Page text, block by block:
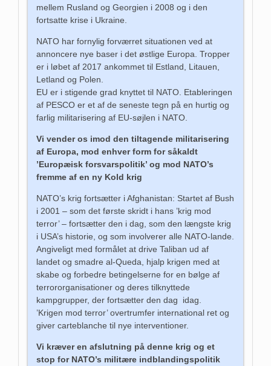
mellem Rusland og Georgien i 2008 og i den
fortsatte krise i Ukraine.
NATO har fornylig forværret situationen ved at
annoncere nye baser i det østlige Europa. Tropper
er i løbet af 2017 ankommet til Estland, Litauen,
Letland og Polen.
EU er i stigende grad knyttet til NATO. Etableringen
af PESCO er et af de seneste tegn på en hurtig og
farlig militarisering af EU-søjlen i NATO.
Vi vender os imod den tiltagende militarisering
af Europa, mod enhver form for såkaldt
’Europæisk forsvarspolitik’ og mod NATO’s
fremme af en ny Kold krig
NATO’s krig fortsætter i Afghanistan: Startet af Bush
i 2001 – som det første skridt i hans ’krig mod
terror’ – fortsætter den i dag, som den længste krig
i USA’s historie, og som involverer alle NATO-lande.
Angiveligt med formålet at drive Taliban ud af
landet og smadre al-Queda, hjalp krigen med at
skabe og forbedre betingelserne for en bølge af
terrororganisationer og deres tilknyttede
kampgrupper, der fortsætter den dag idag.
’Krigen mod terror’ overtrumfer international ret og
giver carteblanche til nye interventioner.
Vi kræver en afslutning på denne krig og et
stop for NATO’s militære indblandingspolitik